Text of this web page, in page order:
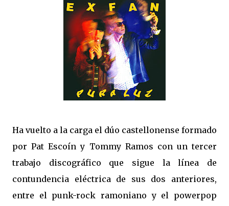
Ha vuelto a la carga el dúo castellonense formado
por Pat Escoín y Tommy Ramos con un tercer
trabajo discográfico que sigue la línea de
contundencia eléctrica de sus dos anteriores,
entre el punk-rock ramoniano y el powerpop